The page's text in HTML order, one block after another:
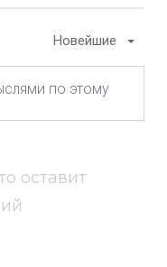
Новейшие
оставит